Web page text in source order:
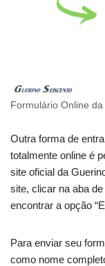
Formulário Online
Outra forma de
totalmente online é
site oficial da
site, clicar na aba de
encontrar a opção
Para enviar seu
como nome